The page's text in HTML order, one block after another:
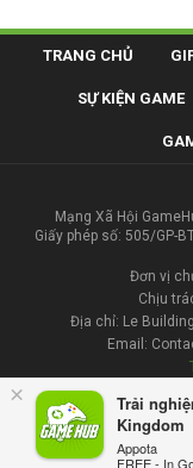
×
Trải
Kingdom
Appota
FREE - In
TRANG CHỦ
SỰ KIỆN GAME
Mạng Xã Hội
Giấy phép số: 505/GP-
Đơn vị
Chịu
Địa chỉ: Le
Email: